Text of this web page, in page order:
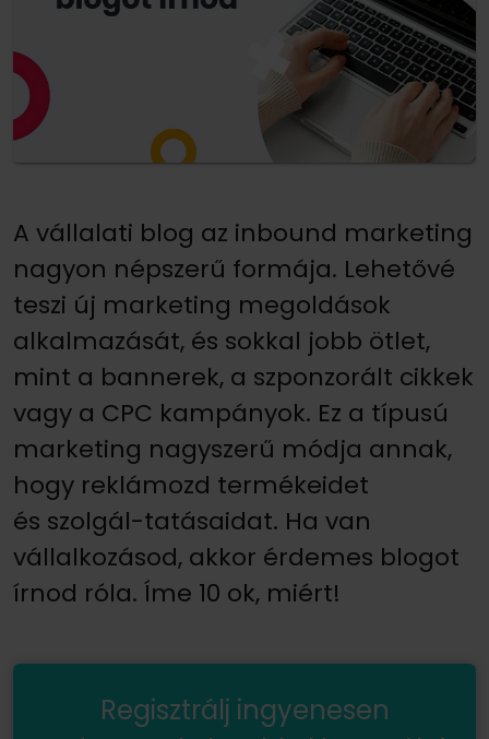
A vállalati blog az inbound marketing
nagyon népszerű formája. Lehetővé
teszi új marketing megoldások
alkalmazását, és sokkal jobb ötlet,
mint a bannerek, a szponzorált cikkek
vagy a CPC kampányok. Ez a típusú
marketing nagyszerű módja annak,
hogy reklámozd termékeidet
és szolgál-tatásaidat. Ha van
vállalkozásod, akkor érdemes blogot
írnod róla. Íme 10 ok, miért!
Regisztrálj ingyenesen